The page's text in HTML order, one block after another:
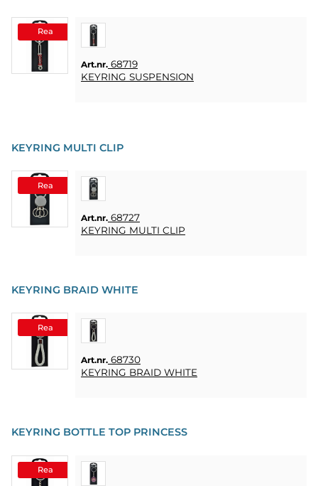
Rea
Art.nr. 68719
KEYRING SUSPENSION
Rea
KEYRING MULTI CLIP
Art.nr. 68727
KEYRING MULTI CLIP
Rea
KEYRING BRAID WHITE
Art.nr. 68730
KEYRING BRAID WHITE
Rea
KEYRING BOTTLE TOP PRINCESS